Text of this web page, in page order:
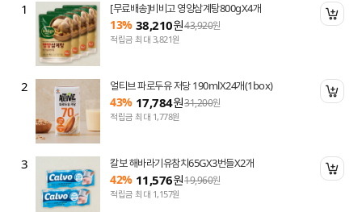
담기
담기
담기
1 [무료배송]비비고 영양삼계탕800gX4개
13% 38,210원43,920원
적립금 최대 3,821원
2 얼티브 파로두유 저당 190mlX24개(1box)
43% 17,784원31,200원
적립금 최대 1,778원
3 칼보 해바라기유참치65GX3번들X2개
42% 11,576원19,960원
적립금 최대 1,157원